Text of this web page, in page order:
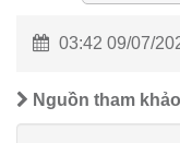
03:42 09/07/
Nguồn tham khảo